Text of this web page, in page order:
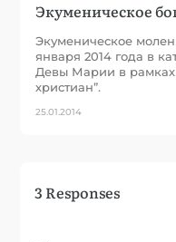
Экуменическое
Экуменическое
января 2014 года в
Девы Марии в рамках
христиан”.
25.01.2014
3 Responses